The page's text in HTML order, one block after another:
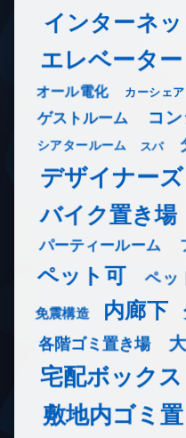
インターネ
エレベーター
オール電化 カーシェ
ゲストルーム コ
シアタールーム スパ
デザイナーズ
バイク置き場
パーティールーム
ペット可 ペッ
免震構造 内廊下
各階ゴミ置き場
宅配ボックス
敷地内ゴミ